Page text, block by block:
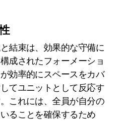
結束は、効果的な守備に
成されたフォーメーショ
効率的にスペースをカバ
てユニットとして反応す
これには、全員が自分の
ることを確保するため